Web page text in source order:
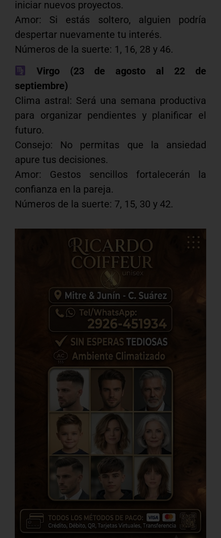
iniciar nuevos proyectos.
Amor: Si estás soltero, alguien podría
despertar nuevamente tu interés.
Números de la suerte: 1, 16, 28 y 46.
Virgo (23 de agosto al 22 de
septiembre)
Clima astral: Será una semana productiva
para organizar pendientes y planificar el
futuro.
Consejo: No permitas que la ansiedad
apure tus decisiones.
Amor: Gestos sencillos fortalecerán la
confianza en la pareja.
Números de la suerte: 7, 15, 30 y 42.